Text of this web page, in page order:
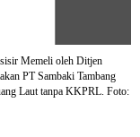
Memeli oleh Ditjen
PT Sambaki Tambang
Laut tanpa KKPRL. Foto: